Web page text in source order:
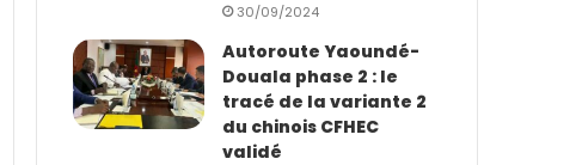
30/09/2024
Autoroute Yaoundé-
Douala phase 2 : le
tracé de la variante 2
du chinois CFHEC
validé